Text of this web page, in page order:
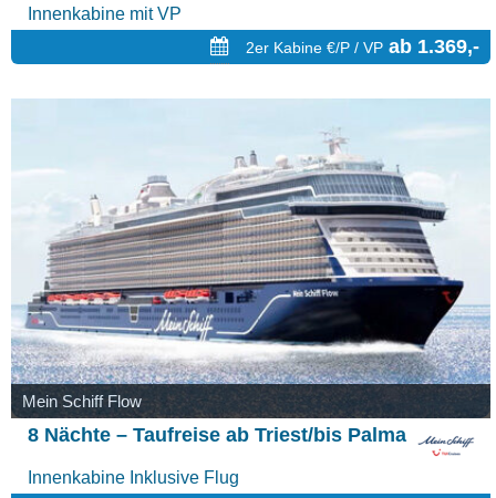
Innenkabine mit VP
2er Kabine €/P / VP ab 1.369,-
Mein Schiff Flow
8 Nächte – Taufreise ab Triest/bis Palma
Innenkabine Inklusive Flug